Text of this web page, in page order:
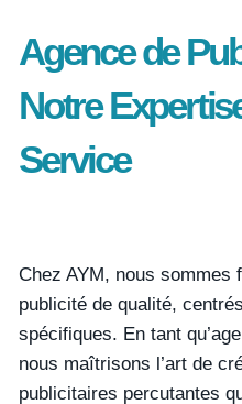
Agence de
Notre
Service
Chez AYM, nous sommes
publicité de qualité,
spécifiques. En tant
nous maîtrisons l’art de
publicitaires percutantes